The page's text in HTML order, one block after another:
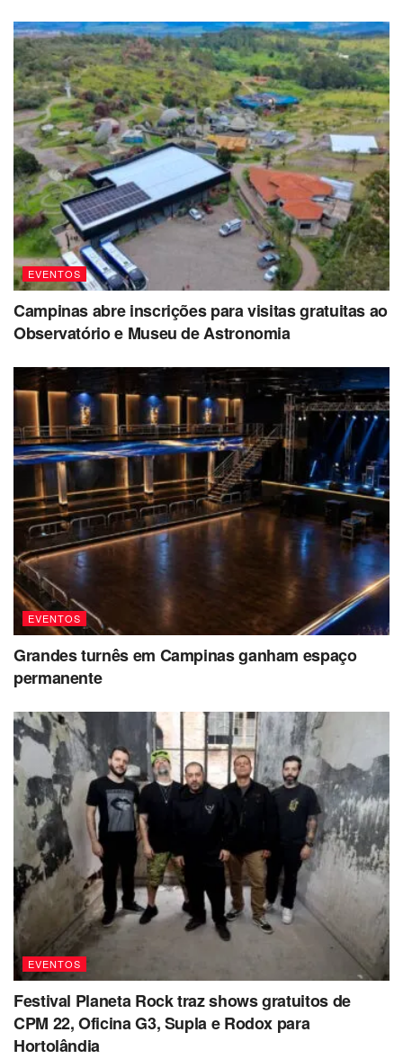
EVENTOS
Campinas abre inscrições para visitas gratuitas ao
Observatório e Museu de Astronomia
EVENTOS
Grandes turnês em Campinas ganham espaço
permanente
EVENTOS
Festival Planeta Rock traz shows gratuitos de
CPM 22, Oficina G3, Supla e Rodox para
Hortolândia